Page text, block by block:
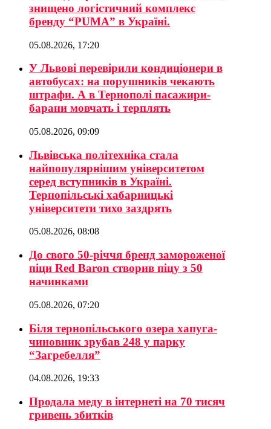
знищено логістичний комплекс
бренду “PUMA” в Україні.
05.08.2026, 17:20
У Львові перевірили кондиціонери в
автобусах: на порушників чекають
штрафи. А в Тернополі пасажири-
барани мовчать і терплять
05.08.2026, 09:09
Львівська політехніка стала
найпопулярнішим університетом
серед вступників в Україні.
Тернопільські хабарницькі
університети тихо заздрять
05.08.2026, 08:08
До свого 50-річчя бренд замороженої
піци Red Baron створив піцу з 50
начинками
05.08.2026, 07:20
Біля тернопільського озера хапуга-
чиновник зрубав 248 у парку
“Загребелля”
04.08.2026, 19:33
Продала меду в інтернеті на 70 тисяч
гривень збитків